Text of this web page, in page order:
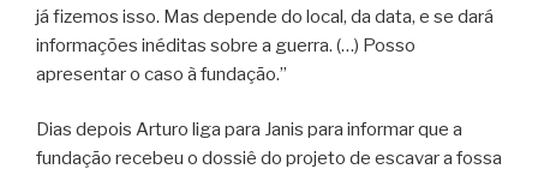
já fizemos isso. Mas depende do local, da data, e se dará
informações inéditas sobre a guerra. (…) Posso
apresentar o caso à fundação.”
Dias depois Arturo liga para Janis para informar que a
fundação recebeu o dossiê do projeto de escavar a fossa